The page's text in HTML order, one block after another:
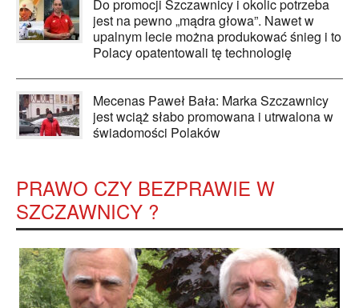
Do promocji Szczawnicy i okolic potrzeba
jest na pewno „mądra głowa”. Nawet w
upalnym lecie można produkować śnieg i to
Polacy opatentowali tę technologię
Mecenas Paweł Bała: Marka Szczawnicy
jest wciąż słabo promowana i utrwalona w
świadomości Polaków
PRAWO CZY BEZPRAWIE W
SZCZAWNICY ?